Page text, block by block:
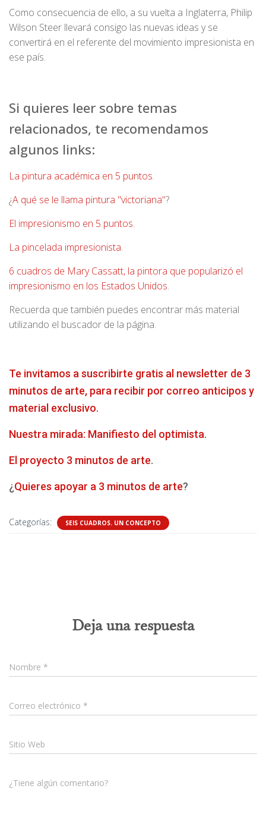
Como consecuencia de ello, a su vuelta a Inglaterra, Philip
Wilson Steer llevará consigo las nuevas ideas y se
convertirá en el referente del movimiento impresionista en
ese país.
Si quieres leer sobre temas
relacionados, te recomendamos
algunos links:
La pintura académica en 5 puntos.
¿A qué se le llama pintura "victoriana"?
El impresionismo en 5 puntos.
La pincelada impresionista.
6 cuadros de Mary Cassatt, la pintora que popularizó el
impresionismo en los Estados Unidos.
Recuerda que también puedes encontrar más material
utilizando el buscador de la página.
Te invitamos a suscribirte gratis al newsletter de 3
minutos de arte, para recibir por correo anticipos y
material exclusivo.
Nuestra mirada: Manifiesto del optimista.
El proyecto 3 minutos de arte.
¿Quieres apoyar a 3 minutos de arte?
Categorías: SEIS CUADROS. UN CONCEPTO
Deja una respuesta
Nombre *
Correo electrónico *
Sitio Web
¿Tiene algún comentario?